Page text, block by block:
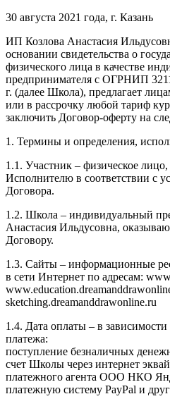
30 августа 2021 года, г. Казань
ИП Козлова Анастасия
основании свидетельства о
физического лица в качестве
предпринимателя с ОГРНИП
г. (далее Школа), предлагает
или в рассрочку любой тариф
заключить Договор-оферту на
1. Термины и определения,
1.1. Участник – физическое
Исполнителю в соответствии с
Договора.
1.2. Школа – индивидуальный
Анастасия Ильдусовна,
Договору.
1.3. Сайты – информационные
в сети Интернет по адресам:
sketching.dreamanddrawonline.ru
1.4. Дата оплаты – в
платежа:
поступление безналичных
счет Школы через интернет
платежного агента ООО НКО
платежную систему PayPal и